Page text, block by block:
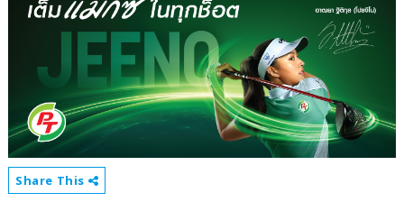
Share This